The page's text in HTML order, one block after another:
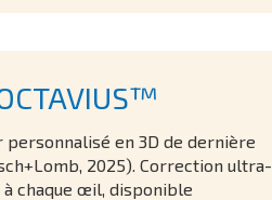
en 3D de dernière
2025). Correction ultra-
chaque œil, disponible